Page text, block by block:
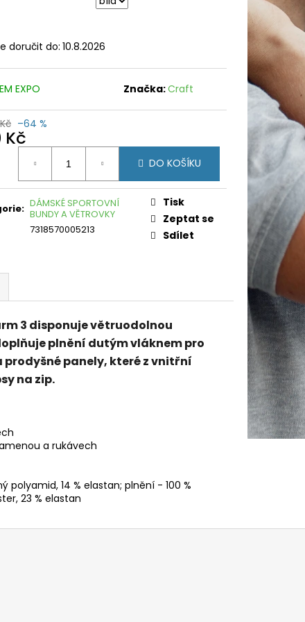
doručit do: 10.8.2026
EXPO Značka:Craft
–64 %
Kč
DO KOŠÍKU
: DÁMSKÉ SPORTOVNÍ
BUNDY A VĚTROVKY
7318570005213
Tisk
Zeptat se
Sdílet
3 disponuje větruodolnou
plnění dutým vláknem pro
panely, které z vnitřní
na zip.
a rukávech
14 % elastan; plnění - 100 %
23 % elastan